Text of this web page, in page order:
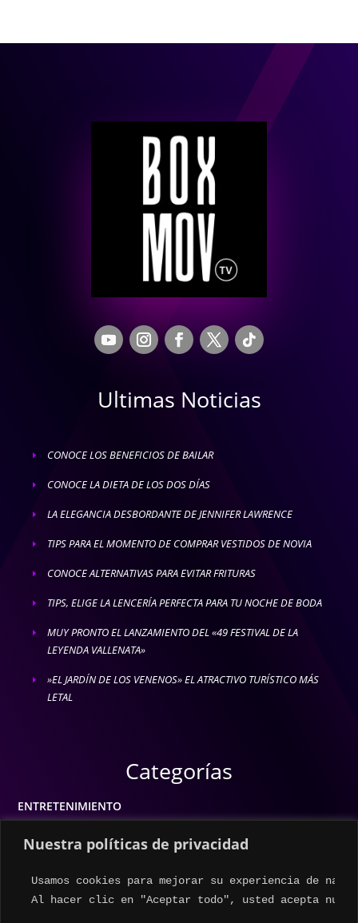
Nuestra políticas de privacidad
Usamos cookies para mejorar su experiencia de
Al hacer clic en "Aceptar todo", usted acepta
Ultimas Noticias
E CONOCE LOS BENEFICIOS DE BAILAR
E CONOCE LA DIETA DE LOS DOS DÍAS
E LA ELEGANCIA DESBORDANTE DE JENNIFER LAWRENCE
E TIPS PARA EL MOMENTO DE COMPRAR VESTIDOS DE NOVIA
E CONOCE ALTERNATIVAS PARA EVITAR FRITURAS
E TIPS, ELIGE LA LENCERÍA PERFECTA PARA TU NOCHE DE BODA
E
MUY PRONTO EL LANZAMIENTO DEL «49 FESTIVAL DE LA
LEYENDA VALLENATA»
E
»EL JARDÍN DE LOS VENENOS» EL ATRACTIVO TURÍSTICO MÁS
LETAL
Categorías
ENTRETENIMIENTO
ESTILO DE VIDA